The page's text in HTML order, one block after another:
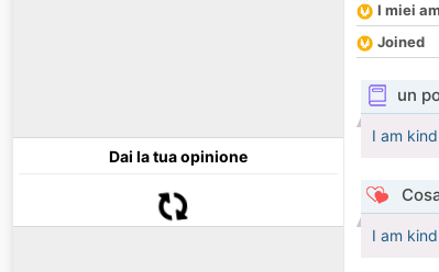
Dai la tua opinione
I miei
Joined
un
I am
I am